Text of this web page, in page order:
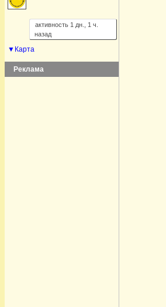
активность 1 дн., 1 ч.
назад
▼Карта
Реклама